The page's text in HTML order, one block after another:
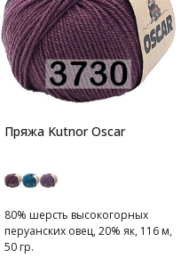
Пряжа Kutnor Oscar
80% шерсть высокогорных
перуанских овец, 20% як, 116 м,
50 гр.